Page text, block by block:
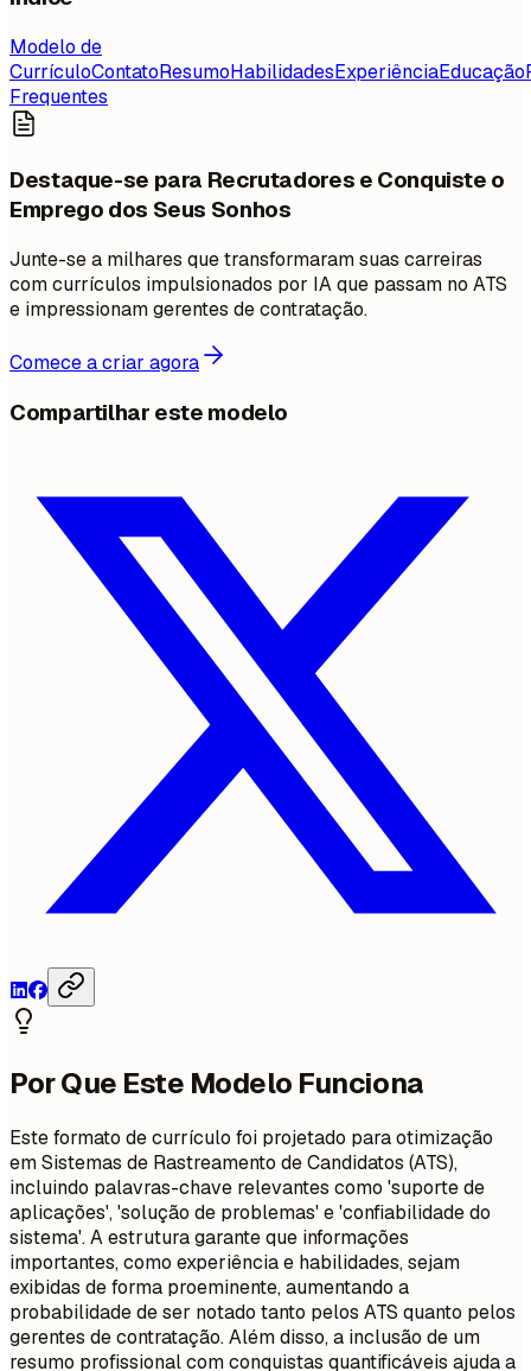
Modelo de
CurrículoContatoResumoHabilidadesExperiênciaEducação
Frequentes
Destaque-se para Recrutadores e Conquiste o
Emprego dos Seus Sonhos
Junte-se a milhares que transformaram suas carreiras
com currículos impulsionados por IA que passam no ATS
e impressionam gerentes de contratação.
Comece a criar agora
Compartilhar este modelo
Por Que Este Modelo Funciona
Este formato de currículo foi projetado para otimização
em Sistemas de Rastreamento de Candidatos (ATS),
incluindo palavras-chave relevantes como 'suporte de
aplicações', 'solução de problemas' e 'confiabilidade do
sistema'. A estrutura garante que informações
importantes, como experiência e habilidades, sejam
exibidas de forma proeminente, aumentando a
probabilidade de ser notado tanto pelos ATS quanto pelos
gerentes de contratação. Além disso, a inclusão de um
resumo profissional com conquistas quantificáveis ajuda a